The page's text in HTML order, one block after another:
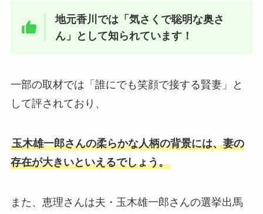
地元香川では「気さくで聡明な奥さ
ん」として知られています！
一部の取材では「誰にでも笑顔で接する賢妻」と
して評されており、
玉木雄一郎さんの柔らかな人柄の背景には、妻の
存在が大きいといえるでしょう。
また、恵理さんは夫・玉木雄一郎さんの選挙出馬